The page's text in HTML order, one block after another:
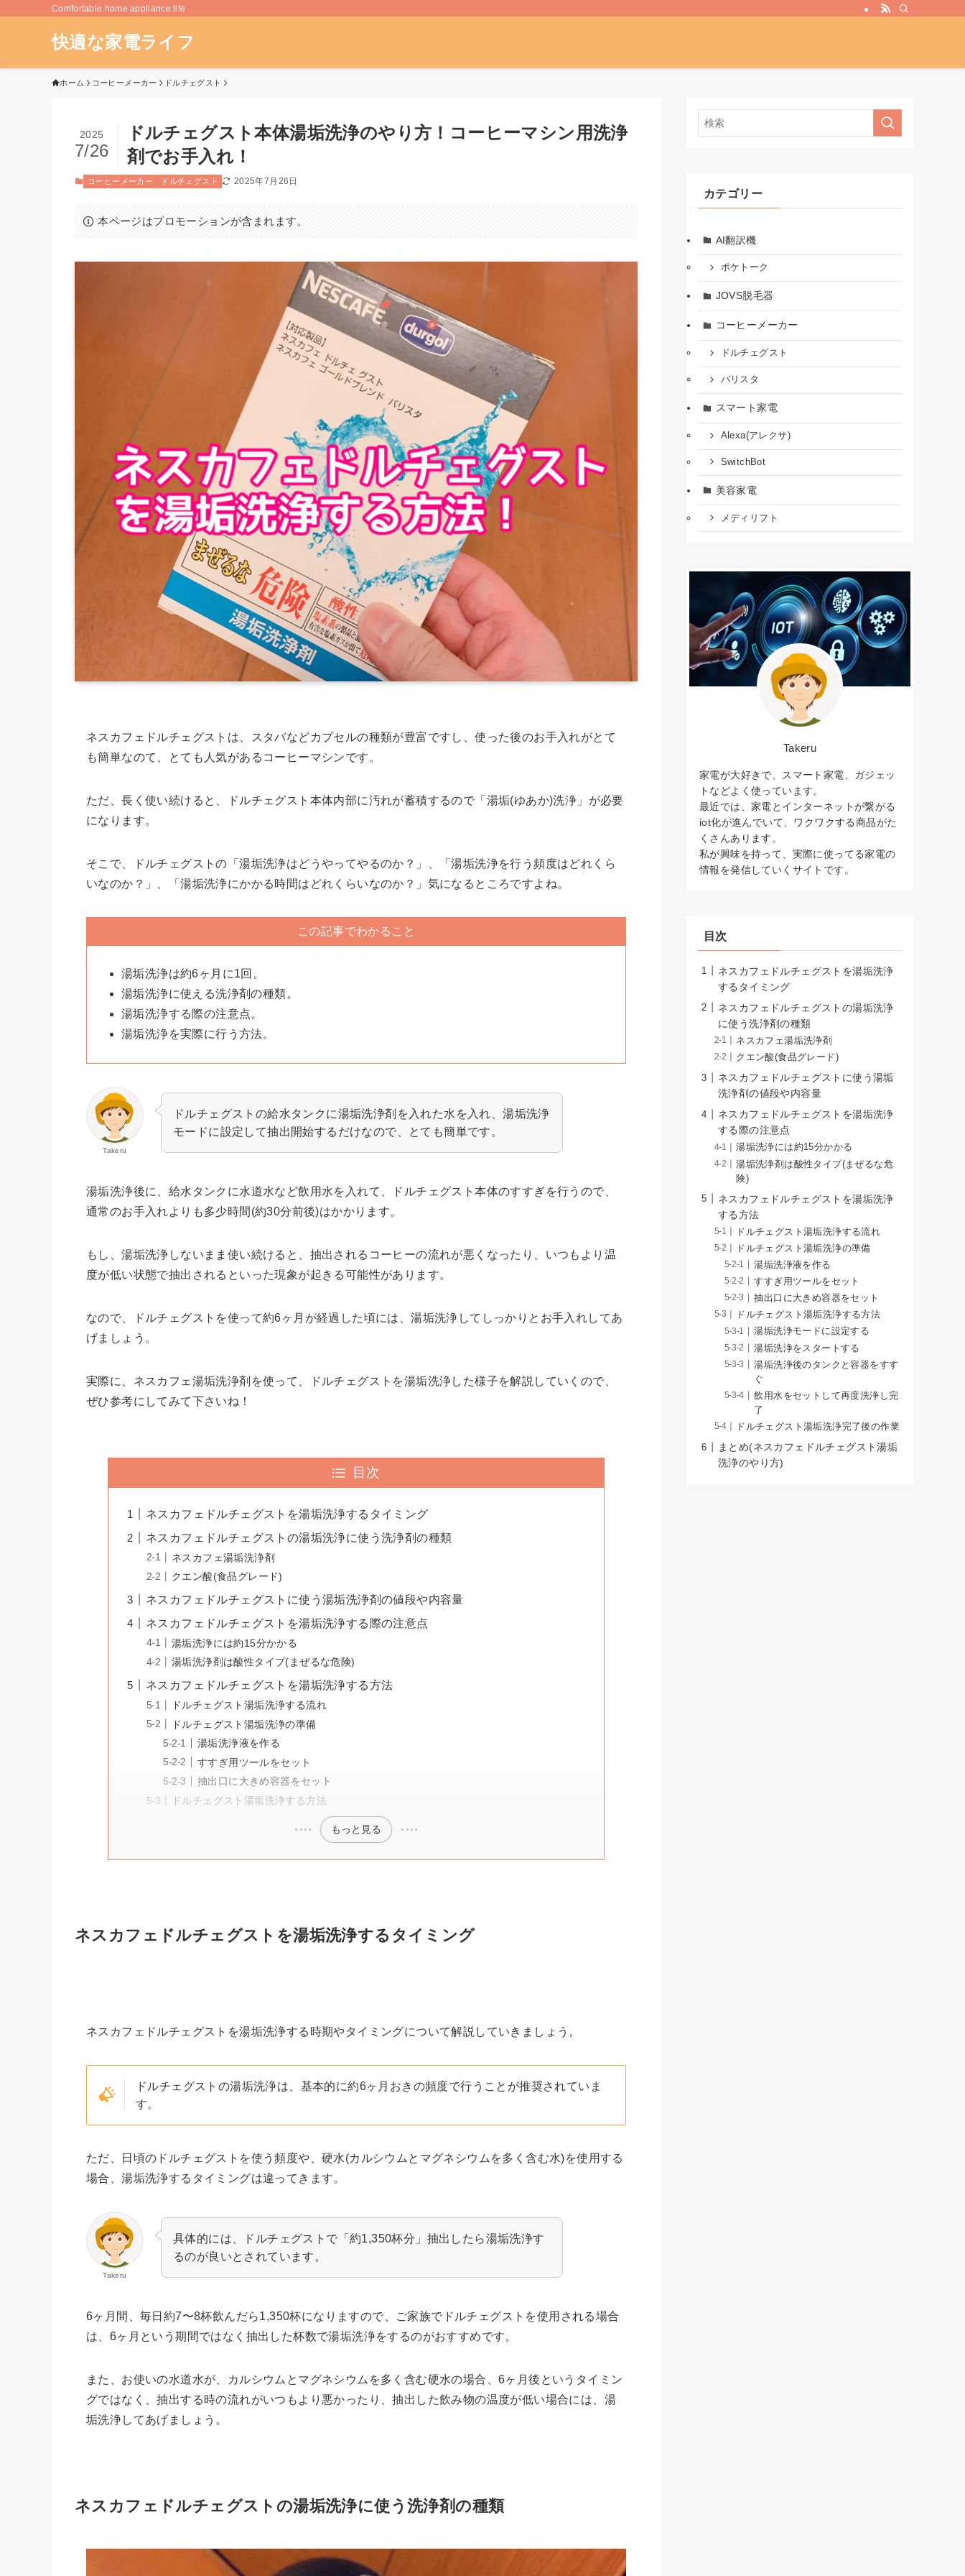
Comfortable home appliance life
快適な家電ライフ
ホーム コーヒーメーカー ドルチェグスト
ドルチェグスト本体湯垢洗浄のやり方！コーヒーマシン用洗浄
剤でお手入れ！
2025
7/26
コーヒーメーカー ドルチェグスト 2025年7月26日
本ページはプロモーションが含まれます。
ネスカフェドルチェグストは、スタバなどカプセルの種類が豊富ですし、使った後のお手入れがとて
も簡単なのて、とても人気があるコーヒーマシンです。
ただ、長く使い続けると、ドルチェグスト本体内部に汚れが蓄積するので「湯垢(ゆあか)洗浄」が必要
になります。
そこで、ドルチェグストの「湯垢洗浄はどうやってやるのか？」、「湯垢洗浄を行う頻度はどれくら
いなのか？」、「湯垢洗浄にかかる時間はどれくらいなのか？」気になるところですよね。
この記事でわかること
湯垢洗浄は約6ヶ月に1回。
湯垢洗浄に使える洗浄剤の種類。
湯垢洗浄する際の注意点。
湯垢洗浄を実際に行う方法。
Takeru
ドルチェグストの給水タンクに湯垢洗浄剤を入れた水を入れ、湯垢洗浄
モードに設定して抽出開始するだけなので、とても簡単です。
湯垢洗浄後に、給水タンクに水道水など飲用水を入れて、ドルチェグスト本体のすすぎを行うので、
通常のお手入れよりも多少時間(約30分前後)はかかります。
もし、湯垢洗浄しないまま使い続けると、抽出されるコーヒーの流れが悪くなったり、いつもより温
度が低い状態で抽出されるといった現象が起きる可能性があります。
なので、ドルチェグストを使って約6ヶ月が経過した頃には、湯垢洗浄してしっかりとお手入れしてあ
げましょう。
実際に、ネスカフェ湯垢洗浄剤を使って、ドルチェグストを湯垢洗浄した様子を解説していくので、
ぜひ参考にしてみて下さいね！
目次
ネスカフェドルチェグストを湯垢洗浄するタイミング
ネスカフェドルチェグストの湯垢洗浄に使う洗浄剤の種類
ネスカフェ湯垢洗浄剤
クエン酸(食品グレード)
ネスカフェドルチェグストに使う湯垢洗浄剤の値段や内容量
ネスカフェドルチェグストを湯垢洗浄する際の注意点
湯垢洗浄には約15分かかる
湯垢洗浄剤は酸性タイプ(まぜるな危険)
ネスカフェドルチェグストを湯垢洗浄する方法
ドルチェグスト湯垢洗浄する流れ
ドルチェグスト湯垢洗浄の準備
湯垢洗浄液を作る
すすぎ用ツールをセット
抽出口に大きめ容器をセット
ドルチェグスト湯垢洗浄する方法
もっと見る
ネスカフェドルチェグストを湯垢洗浄するタイミング
ネスカフェドルチェグストを湯垢洗浄する時期やタイミングについて解説していきましょう。
ドルチェグストの湯垢洗浄は、基本的に約6ヶ月おきの頻度で行うことが推奨されていま
す。
ただ、日頃のドルチェグストを使う頻度や、硬水(カルシウムとマグネシウムを多く含む水)を使用する
場合、湯垢洗浄するタイミングは違ってきます。
Takeru
具体的には、ドルチェグストで「約1,350杯分」抽出したら湯垢洗浄す
るのが良いとされています。
6ヶ月間、毎日約7〜8杯飲んだら1,350杯になりますので、ご家族でドルチェグストを使用される場合
は、6ヶ月という期間ではなく抽出した杯数で湯垢洗浄をするのがおすすめです。
また、お使いの水道水が、カルシウムとマグネシウムを多く含む硬水の場合、6ヶ月後というタイミン
グではなく、抽出する時の流れがいつもより悪かったり、抽出した飲み物の温度が低い場合には、湯
垢洗浄してあげましょう。
ネスカフェドルチェグストの湯垢洗浄に使う洗浄剤の種類
カテゴリー
AI翻訳機
ポケトーク
JOVS脱毛器
コーヒーメーカー
ドルチェグスト
バリスタ
スマート家電
Alexa(アレクサ)
SwitchBot
美容家電
メディリフト
Takeru
家電が大好きで、スマート家電、ガジェッ
トなどよく使っています。
最近では、家電とインターネットが繋がる
iot化が進んでいて、ワクワクする商品がた
くさんあります。
私が興味を持って、実際に使ってる家電の
情報を発信していくサイトです。
目次
ネスカフェドルチェグストを湯垢洗浄
するタイミング
ネスカフェドルチェグストの湯垢洗浄
に使う洗浄剤の種類
ネスカフェ湯垢洗浄剤
クエン酸(食品グレード)
ネスカフェドルチェグストに使う湯垢
洗浄剤の値段や内容量
ネスカフェドルチェグストを湯垢洗浄
する際の注意点
湯垢洗浄には約15分かかる
湯垢洗浄剤は酸性タイプ(まぜるな危
険)
ネスカフェドルチェグストを湯垢洗浄
する方法
ドルチェグスト湯垢洗浄する流れ
ドルチェグスト湯垢洗浄の準備
湯垢洗浄液を作る
すすぎ用ツールをセット
抽出口に大きめ容器をセット
ドルチェグスト湯垢洗浄する方法
湯垢洗浄モードに設定する
湯垢洗浄をスタートする
湯垢洗浄後のタンクと容器をすす
ぐ
飲用水をセットして再度洗浄し完
了
ドルチェグスト湯垢洗浄完了後の作業
まとめ(ネスカフェドルチェグスト湯垢
洗浄のやり方)